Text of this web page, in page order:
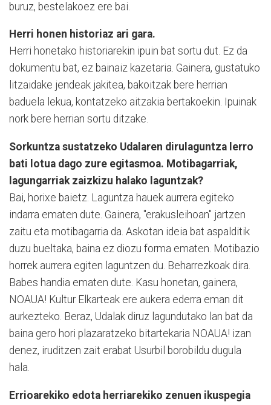
buruz, bestelakoez ere bai.
Herri honen historiaz ari gara.
Herri honetako historiarekin ipuin bat sortu dut. Ez da
dokumentu bat, ez bainaiz kazetaria. Gainera, gustatuko
litzaidake jendeak jakitea, bakoitzak bere herrian
baduela lekua, kontatzeko aitzakia bertakoekin. Ipuinak
nork bere herrian sortu ditzake.
Sorkuntza sustatzeko Udalaren dirulaguntza lerro
bati lotua dago zure egitasmoa. Motibagarriak,
lagungarriak zaizkizu halako laguntzak?
Bai, horixe baietz. Laguntza hauek aurrera egiteko
indarra ematen dute. Gainera, "erakusleihoan" jartzen
zaitu eta motibagarria da. Askotan ideia bat aspalditik
duzu bueltaka, baina ez diozu forma ematen. Motibazio
horrek aurrera egiten laguntzen du. Beharrezkoak dira.
Babes handia ematen dute. Kasu honetan, gainera,
NOAUA! Kultur Elkarteak ere aukera ederra eman dit
aurkezteko. Beraz, Udalak diruz lagundutako lan bat da
baina gero hori plazaratzeko bitartekaria NOAUA! izan
denez, iruditzen zait erabat Usurbil borobildu dugula
hala.
Errioarekiko edota herriarekiko zenuen ikuspegia